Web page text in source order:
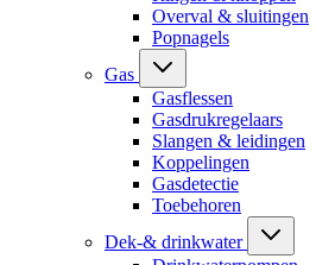
Overval & sluitingen
Popnagels
Gas
Gasflessen
Gasdrukregelaars
Slangen & leidingen
Koppelingen
Gasdetectie
Toebehoren
Dek-& drinkwater